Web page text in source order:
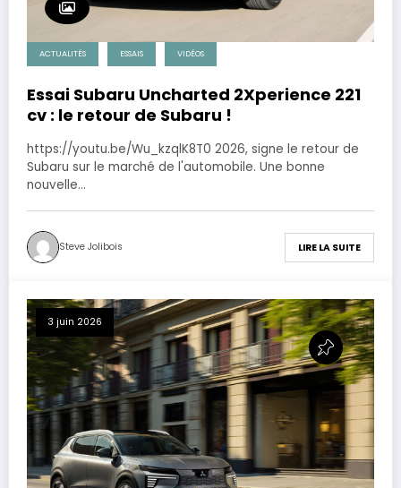
ACTUALITÉS ESSAIS VIDÉOS
Essai Subaru Uncharted 2Xperience 221
cv : le retour de Subaru !
https://youtu.be/Wu_kzqlK8T0 2026, signe le retour de
Subaru sur le marché de l'automobile. Une bonne
nouvelle…
Steve Jolibois LIRE LA SUITE
3 juin 2026